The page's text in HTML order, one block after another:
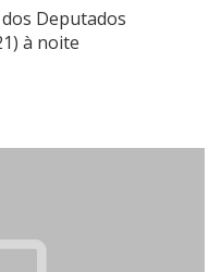
Deputados
à noite